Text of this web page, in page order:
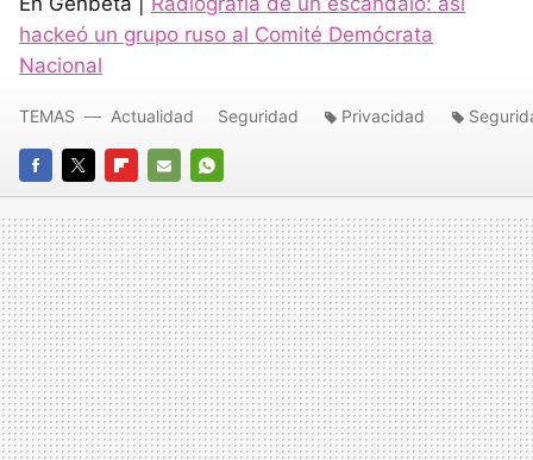
hackeó un grupo ruso al Comité Demócrata
Nacional
FACEBOOK
TWITTERFLIPBOARD
E-
MAIL
WHATSAPP
TEMAS Actualidad Seguridad Privacidad